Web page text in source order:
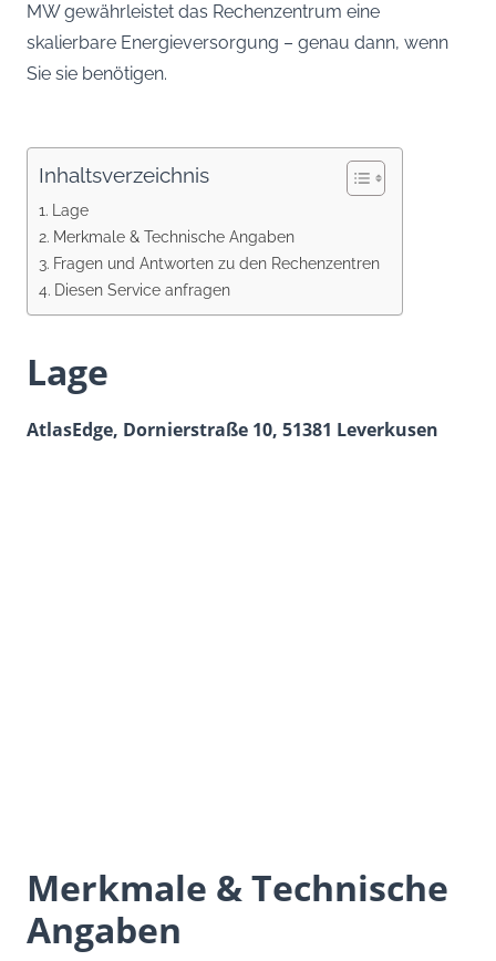
MW gewährleistet das Rechenzentrum eine
skalierbare Energieversorgung – genau dann, wenn
Sie sie benötigen.
Inhaltsverzeichnis
Lage
Merkmale & Technische Angaben
Fragen und Antworten zu den Rechenzentren
Diesen Service anfragen
Lage
AtlasEdge, Dornierstraße 10, 51381 Leverkusen
Merkmale & Technische
Angaben